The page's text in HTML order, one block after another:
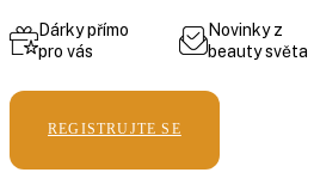
Dárky přímo
pro vás
Novinky z
beauty světa
REGISTRUJTE SE